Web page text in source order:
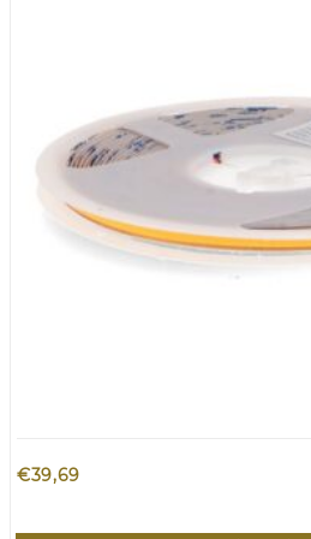
€39,69